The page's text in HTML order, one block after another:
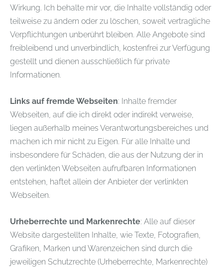
Wirkung. Ich behalte mir vor, die Inhalte vollständig oder
teilweise zu ändern oder zu löschen, soweit vertragliche
Verpflichtungen unberührt bleiben. Alle Angebote sind
freibleibend und unverbindlich, kostenfrei zur Verfügung
gestellt und dienen ausschließlich für private
Informationen.
Links auf fremde Webseiten: Inhalte fremder
Webseiten, auf die ich direkt oder indirekt verweise,
liegen außerhalb meines Verantwortungsbereiches und
machen ich mir nicht zu Eigen. Für alle Inhalte und
insbesondere für Schäden, die aus der Nutzung der in
den verlinkten Webseiten aufrufbaren Informationen
entstehen, haftet allein der Anbieter der verlinkten
Webseiten.
Urheberrechte und Markenrechte: Alle auf dieser
Website dargestellten Inhalte, wie Texte, Fotografien,
Grafiken, Marken und Warenzeichen sind durch die
jeweiligen Schutzrechte (Urheberrechte, Markenrechte)